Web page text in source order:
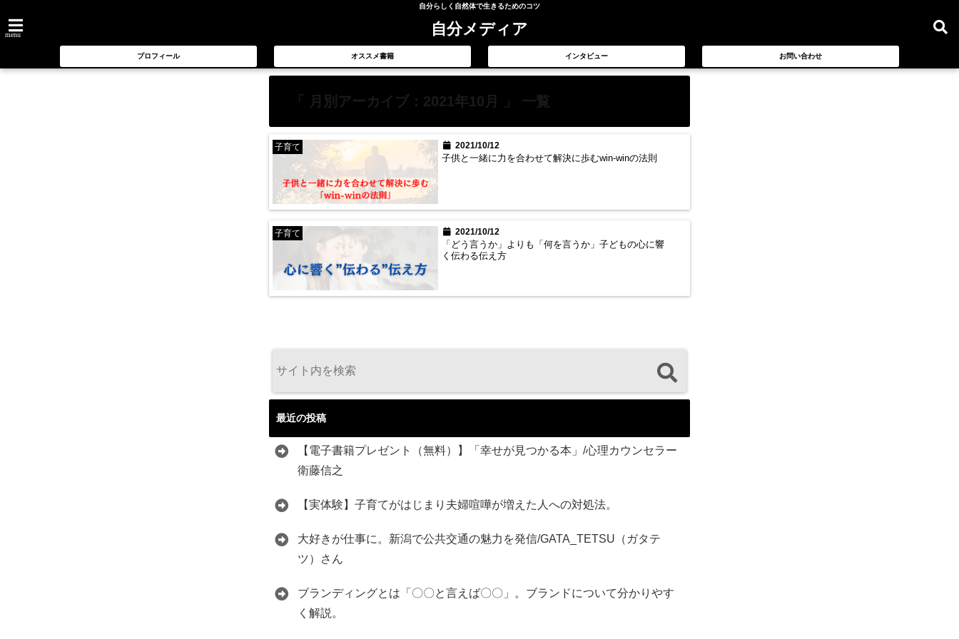
自分らしく自然体で生きるためのコツ
menu 自分メディア
プロフィール オススメ書籍 インタビュー お問い合わせ
「 月別アーカイブ：2021年10月 」 一覧
子育て
2021/10/12
子供と一緒に力を合わせて解決に歩むwin-winの法則
子育て
2021/10/12
「どう言うか」よりも「何を言うか」子どもの心に響
く伝わる伝え方
最近の投稿
【電子書籍プレゼント（無料）】「幸せが見つかる本」/心理カウンセラー
衛藤信之
【実体験】子育てがはじまり夫婦喧嘩が増えた人への対処法。
大好きが仕事に。新潟で公共交通の魅力を発信/GATA_TETSU（ガタテ
ツ）さん
ブランディングとは「〇〇と言えば〇〇」。ブランドについて分かりやす
く解説。